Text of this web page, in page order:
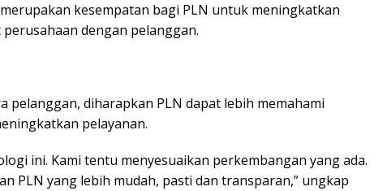
kesempatan bagi PLN untuk meningkatkan
dengan pelanggan.
pelanggan, diharapkan PLN dapat lebih memahami
pelayanan.
ini. Kami tentu menyesuaikan perkembangan yang ada.
PLN yang lebih mudah, pasti dan transparan,” ungkap